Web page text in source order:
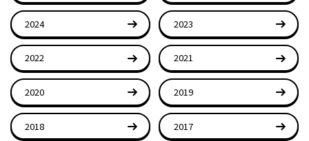
2024 2023
2022 2021
2020 2019
2018 2017